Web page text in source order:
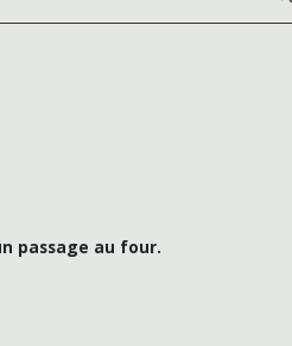
passage au four.